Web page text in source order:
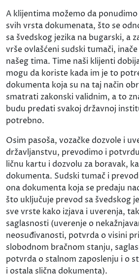
A klijentima možemo da
svih vrsta dokumenata, što se
sa švedskog jezika na bugarski, a
vrše ovlašćeni sudski tumači,
našeg tima. Time naši klijenti
mogu da koriste kada im je to
dokumenta koja su na taj način
smatrati zakonski validnim, a to
budu predati svakoj državnoj
potrebno.
Osim pasoša, vozačke dozvole i
državljanstvu, prevodimo i
ličnu kartu i dozvolu za boravak,
dokumenta. Sudski tumač i
ona dokumenta koja se predaju
što uključuje prevod sa švedskog
sve vrste kako izjava i uverenja,
saglasnosti (uverenje o
neosuđivanosti, potvrda o visini
slobodnom bračnom stanju,
potvrda o stalnom zaposlenju i o
i ostala slična dokumenta).